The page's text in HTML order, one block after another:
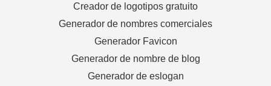
Creador de logotipos gratuito
Generador de nombres comerciales
Generador Favicon
Generador de nombre de blog
Generador de eslogan